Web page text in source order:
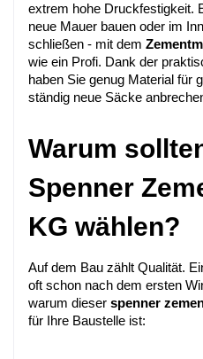
extrem hohe Druckfestigkeit.
neue Mauer bauen oder im
schließen - mit dem
wie ein Profi. Dank der
haben Sie genug Material für
ständig neue Säcke
Warum
Spenner
KG wählen?
Auf dem Bau zählt Qualität.
oft schon nach dem ersten
warum dieser spenner
für Ihre Baustelle ist: